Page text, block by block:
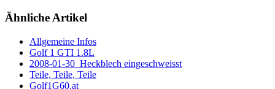
Ähnliche Artikel
Allgemeine Infos
Golf 1 GTI 1.8L
2008-01-30_Heckblech eingeschweisst
Teile, Teile, Teile
Golf1G60.at